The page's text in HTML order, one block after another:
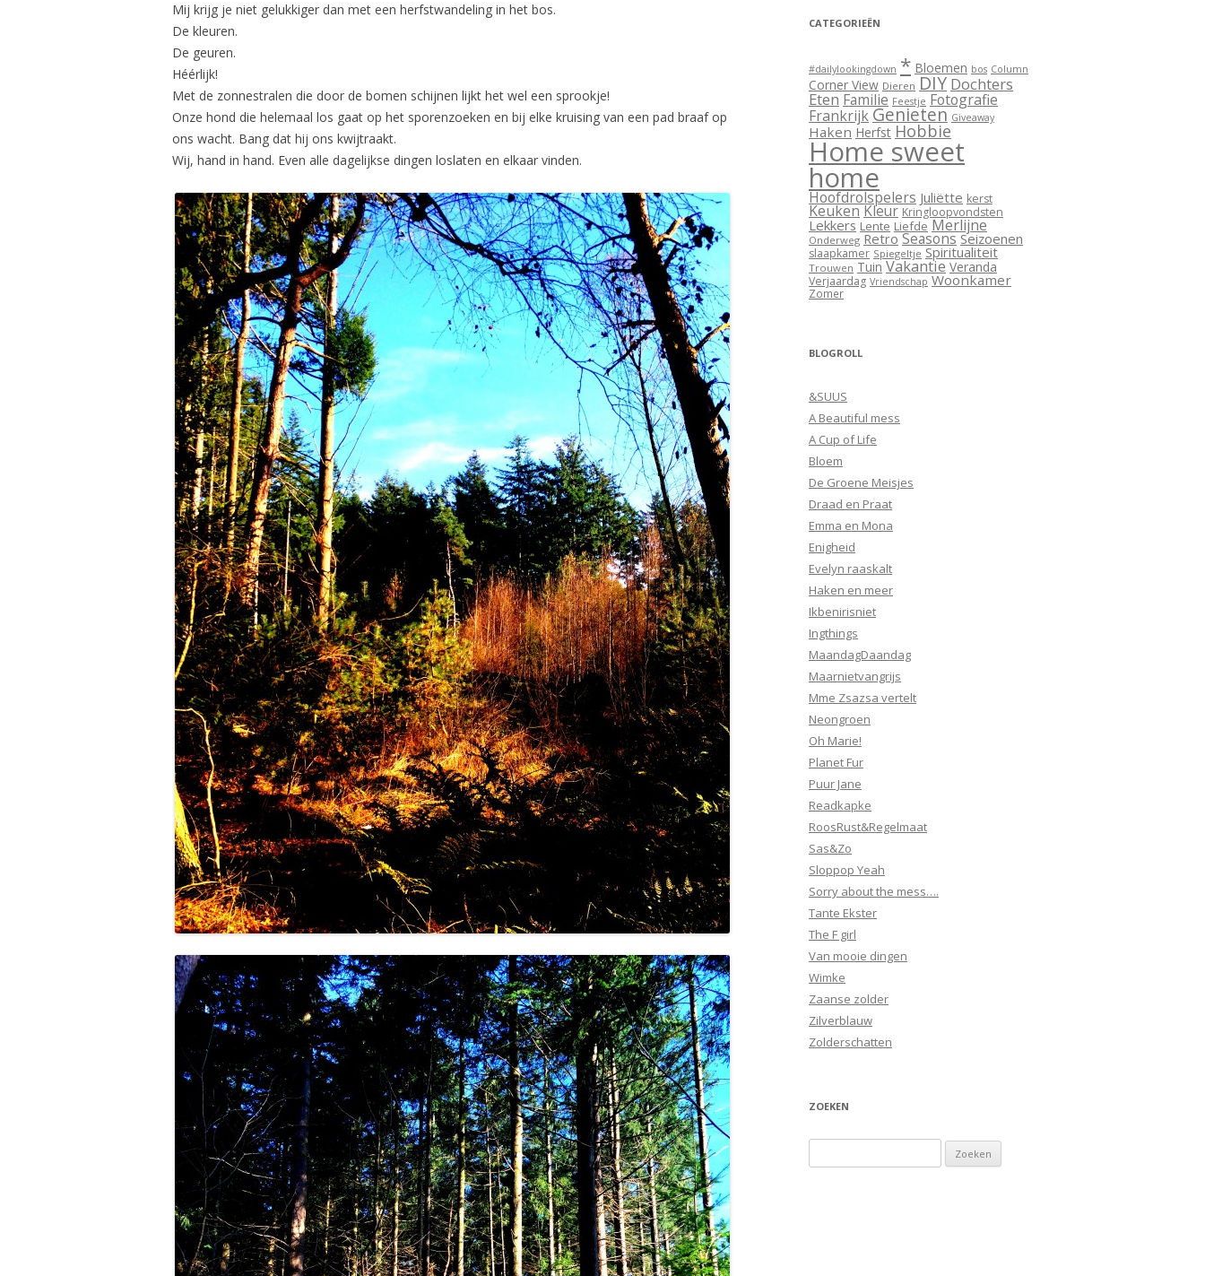
Mij krijg je niet gelukkiger dan met een herfstwandeling in het bos.
De kleuren.
De geuren.
Héérlijk!
Met de zonnestralen die door de bomen schijnen lijkt het wel een sprookje!
Onze hond die helemaal los gaat op het sporenzoeken en bij elke kruising van een pad braaf op
ons wacht. Bang dat hij ons kwijtraakt.
Wij, hand in hand. Even alle dagelijkse dingen loslaten en elkaar vinden.
CATEGORIEËN
#dailylookingdown * Bloemen bos Column
Corner View Dieren DIY Dochters
Eten Familie Feestje Fotografie
Frankrijk Genieten Giveaway
Haken Herfst Hobbie
Home sweet
home
Hoofdrolspelers Juliëtte kerst
KeukenKleur Kringloopvondsten
Lekkers Lente Liefde Merlijne
Onderweg Retro Seasons Seizoenen
slaapkamer Spiegeltje Spiritualiteit
Trouwen Tuin Vakantie Veranda
Verjaardag Vriendschap Woonkamer
Zomer
BLOGROLL
&SUUS
A Beautiful mess
A Cup of Life
Bloem
De Groene Meisjes
Draad en Praat
Emma en Mona
Enigheid
Evelyn raaskalt
Haken en meer
Ikbenirisniet
Ingthings
MaandagDaandag
Maarnietvangrijs
Mme Zsazsa vertelt
Neongroen
Oh Marie!
Planet Fur
Puur Jane
Readkapke
RoosRust&Regelmaat
Sas&Zo
Sloppop Yeah
Sorry about the mess….
Tante Ekster
The F girl
Van mooie dingen
Wimke
Zaanse zolder
Zilverblauw
Zolderschatten
ZOEKEN
naar: